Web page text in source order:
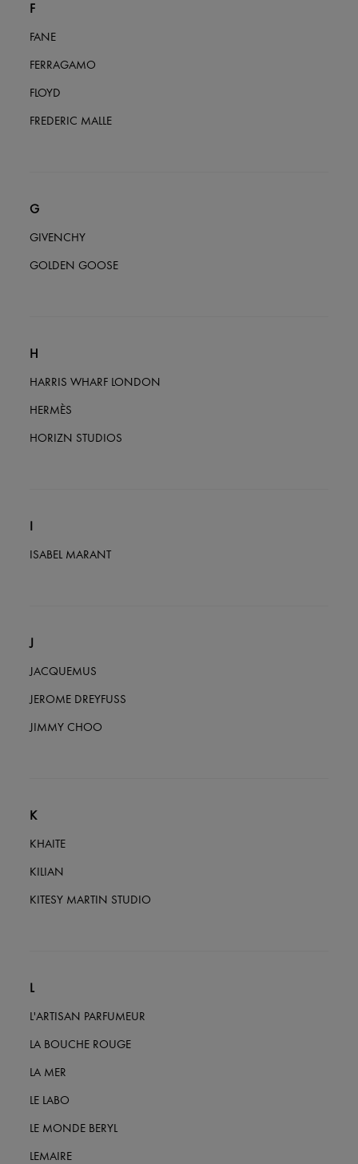
F
FANE
FERRAGAMO
FLOYD
FREDERIC MALLE
G
GIVENCHY
GOLDEN GOOSE
H
HARRIS WHARF LONDON
HERMÈS
HORIZN STUDIOS
ISABEL MARANT
J
JACQUEMUS
JEROME DREYFUSS
JIMMY CHOO
K
KHAITE
KILIAN
KITESY MARTIN STUDIO
L
L'ARTISAN PARFUMEUR
LA BOUCHE ROUGE
LA MER
LE LABO
LE MONDE BERYL
LEMAIRE